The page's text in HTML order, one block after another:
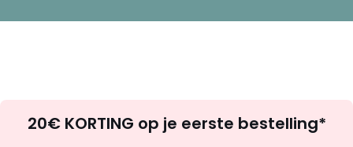
zoek
20€ KORTING op je eerste bestelling*